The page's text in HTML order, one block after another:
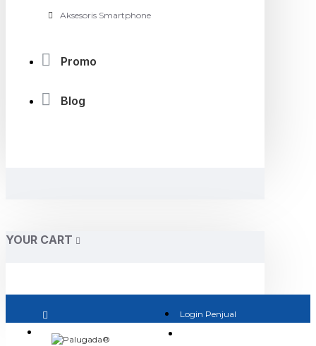
Aksesoris Smartphone
Promo
Blog
YOUR CART
Login Penjual